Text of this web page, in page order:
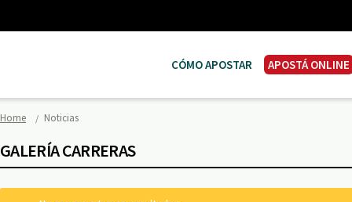
CÓMO APOSTAR APOSTÁ ONLINE
Home Noticias
GALERÍA CARRERAS